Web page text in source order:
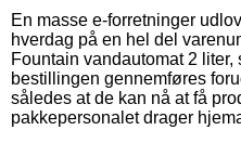
En masse e-forretninger
hverdag på en hel del
Fountain vandautomat 2
bestillingen gennemføres
således at de kan nå at få
pakkepersonalet drager